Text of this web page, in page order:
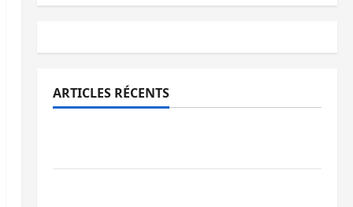
ARTICLES RÉCENTS